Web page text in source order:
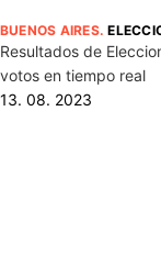
BUENOS AIRES.
Resultados de
votos en tiempo real
13. 08. 2023